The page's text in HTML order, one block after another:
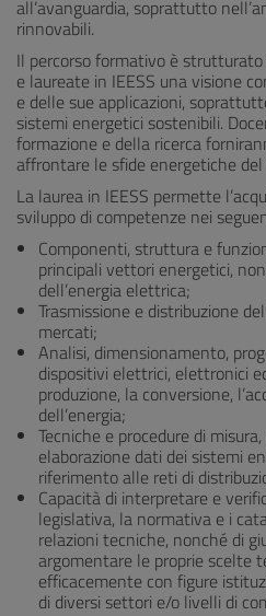
all’avanguardia, soprattutto
rinnovabili.
Il percorso formativo è
e laureate in IEESS una visione
e delle sue applicazioni,
sistemi energetici sostenibili.
formazione e della ricerca
affrontare le sfide energetiche
La laurea in IEESS permette
sviluppo di competenze nei
Componenti, struttura e
principali vettori energetici,
dell’energia elettrica;
Trasmissione e distribuzione
mercati;
Analisi, dimensionamento,
dispositivi elettrici, elettronici
produzione, la conversione,
dell’energia;
Tecniche e procedure di
elaborazione dati dei sistemi
riferimento alle reti di
Capacità di interpretare e
legislativa, la normativa e i
relazioni tecniche, nonché di
argomentare le proprie scelte
efficacemente con figure
di diversi settori e/o livelli di